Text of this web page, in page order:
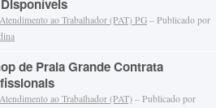
ao Trabalhador (PAT) PG – Publicado por
de Praia Grande Contrata
ao Trabalhador (PAT) – Publicado por